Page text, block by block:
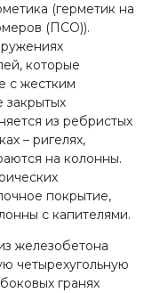
(герметик на
(ПСО)).
которые
с жестким
закрытых
из ребристых
– ригелях,
на колонны.
покрытие,
с капителями.
железобетона
четырехугольную
гранях